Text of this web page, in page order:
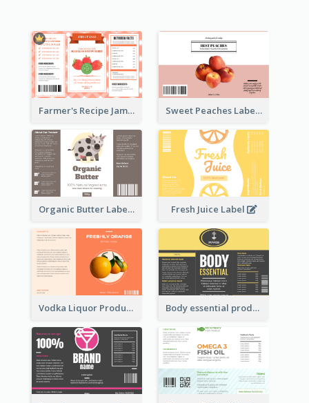
Farmer's Recipe Jam Label Sweet Peaches Label
Organic Butter Label Fresh Juice Label
Vodka Liquor Product Label Body essential product label